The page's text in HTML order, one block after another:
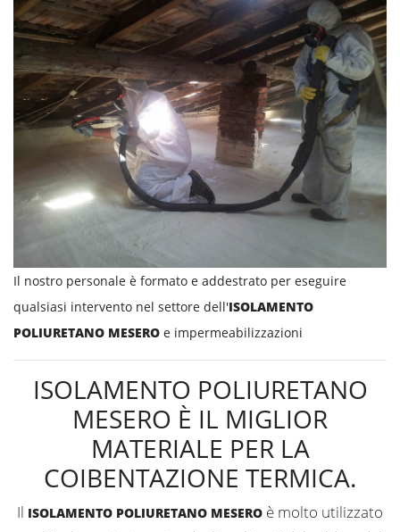
Il nostro personale è formato e addestrato per eseguire
qualsiasi intervento nel settore dell'ISOLAMENTO
POLIURETANO MESERO e impermeabilizzazioni
ISOLAMENTO POLIURETANO
MESERO È IL MIGLIOR
MATERIALE PER LA
COIBENTAZIONE TERMICA.
Il ISOLAMENTO POLIURETANO MESERO è molto utilizzato